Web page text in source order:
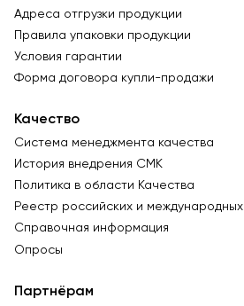
Адреса отгрузки продукции
Правила упаковки продукции
Условия гарантии
Форма договора купли-продажи
Качество
Система менеджмента качества
История внедрения СМК
Политика в области Качества
Реестр российских и
Справочная информация
Опросы
Партнёрам